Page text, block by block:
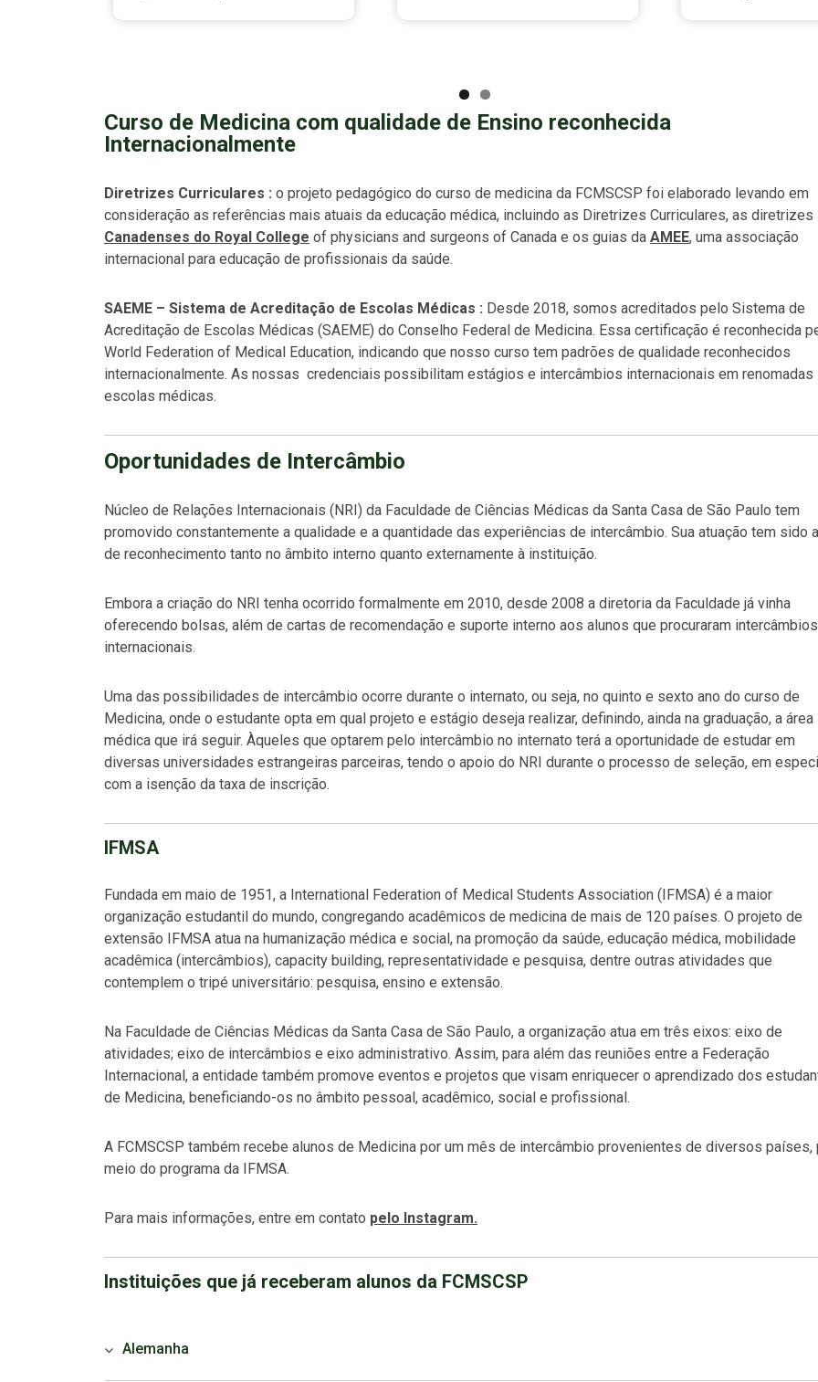
Curso de Medicina com qualidade de Ensino reconhecida
Internacionalmente
Diretrizes Curriculares : o projeto pedagógico do curso de medicina da FCMSCSP foi elaborado levando em
consideração as referências mais atuais da educação médica, incluindo as Diretrizes Curriculares, as diretrizes
Canadenses do Royal College of physicians and surgeons of Canada e os guias da AMEE, uma associação
internacional para educação de profissionais da saúde.
SAEME – Sistema de Acreditação de Escolas Médicas : Desde 2018, somos acreditados pelo Sistema de
Acreditação de Escolas Médicas (SAEME) do Conselho Federal de Medicina. Essa certificação é reconhecida
World Federation of Medical Education, indicando que nosso curso tem padrões de qualidade reconhecidos
internacionalmente. As nossas credenciais possibilitam estágios e intercâmbios internacionais em renomadas
escolas médicas.
Oportunidades de Intercâmbio
Núcleo de Relações Internacionais (NRI) da Faculdade de Ciências Médicas da Santa Casa de São Paulo tem
promovido constantemente a qualidade e a quantidade das experiências de intercâmbio. Sua atuação tem sido
de reconhecimento tanto no âmbito interno quanto externamente à instituição.
Embora a criação do NRI tenha ocorrido formalmente em 2010, desde 2008 a diretoria da Faculdade já vinha
oferecendo bolsas, além de cartas de recomendação e suporte interno aos alunos que procuraram intercâmbios
internacionais.
Uma das possibilidades de intercâmbio ocorre durante o internato, ou seja, no quinto e sexto ano do curso de
Medicina, onde o estudante opta em qual projeto e estágio deseja realizar, definindo, ainda na graduação, a área
médica que irá seguir. Àqueles que optarem pelo intercâmbio no internato terá a oportunidade de estudar em
diversas universidades estrangeiras parceiras, tendo o apoio do NRI durante o processo de seleção, em
com a isenção da taxa de inscrição.
IFMSA
Fundada em maio de 1951, a International Federation of Medical Students Association (IFMSA) é a maior
organização estudantil do mundo, congregando acadêmicos de medicina de mais de 120 países. O projeto de
extensão IFMSA atua na humanização médica e social, na promoção da saúde, educação médica, mobilidade
acadêmica (intercâmbios), capacity building, representatividade e pesquisa, dentre outras atividades que
contemplem o tripé universitário: pesquisa, ensino e extensão.
Na Faculdade de Ciências Médicas da Santa Casa de São Paulo, a organização atua em três eixos: eixo de
atividades; eixo de intercâmbios e eixo administrativo. Assim, para além das reuniões entre a Federação
Internacional, a entidade também promove eventos e projetos que visam enriquecer o aprendizado dos
de Medicina, beneficiando-os no âmbito pessoal, acadêmico, social e profissional.
A FCMSCSP também recebe alunos de Medicina por um mês de intercâmbio provenientes de diversos países,
meio do programa da IFMSA.
Para mais informações, entre em contato pelo Instagram.
Instituições que já receberam alunos da FCMSCSP
Alemanha